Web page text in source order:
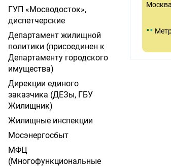
••
ГУП «Мосводосток»,
диспетчерские
Департамент жилищной
политики (присоединен к
Департаменту городского
имущества)
Дирекции единого
заказчика (ДЕЗы, ГБУ
Жилищник)
Жилищные инспекции
Мосэнергосбыт
МФЦ
(Многофункциональные